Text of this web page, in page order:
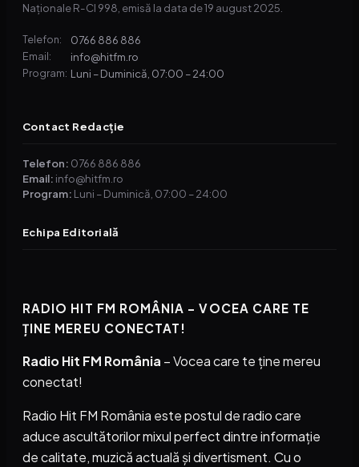
Naționale R-CI 998, emisă la data de 19 august 2025.
Telefon: 0766 886 886
Email: info@hitfm.ro
Program: Luni – Duminică, 07:00 – 24:00
Contact Redacție
Telefon: 0766 886 886
Email: info@hitfm.ro
Program: Luni – Duminică, 07:00 – 24:00
Echipa Editorială
RADIO HIT FM ROMÂNIA – VOCEA CARE TE
ȚINE MEREU CONECTAT!
Radio Hit FM România – Vocea care te ține mereu
conectat!
Radio Hit FM România este postul de radio care
aduce ascultătorilor mixul perfect dintre informație
de calitate, muzică actuală și divertisment. Cu o